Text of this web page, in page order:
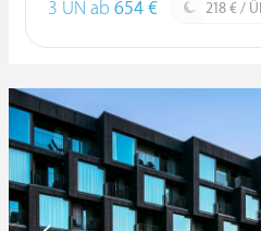
3 ÜN ab 654 € 218 € /